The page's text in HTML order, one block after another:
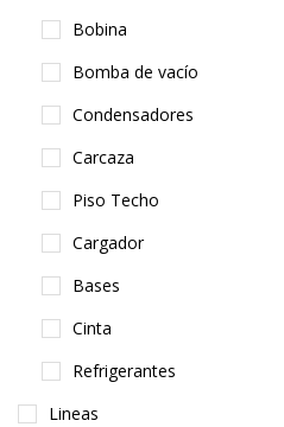
Bobina
Bomba de vacío
Condensadores
Carcaza
Piso Techo
Cargador
Bases
Cinta
Refrigerantes
Lineas